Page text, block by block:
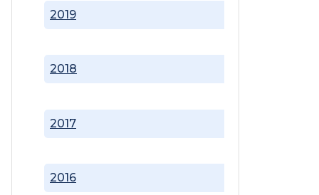
2016
2017
2018
2019